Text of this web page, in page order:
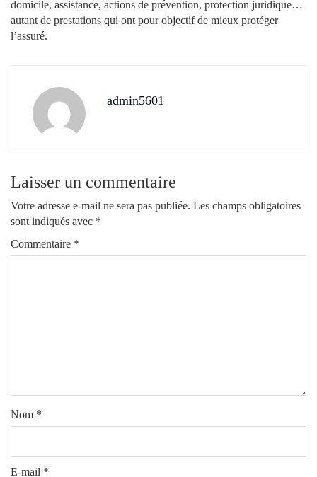
domicile, assistance, actions de prévention, protection juridique…
autant de prestations qui ont pour objectif de mieux protéger
l’assuré.
admin5601
Laisser un commentaire
Votre adresse e-mail ne sera pas publiée. Les champs obligatoires
sont indiqués avec *
Commentaire *
Nom *
E-mail *